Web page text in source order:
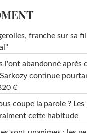
franche sur sa
l'ont abandonné après
continue
€
coupe la parole ? Les
cette habitude